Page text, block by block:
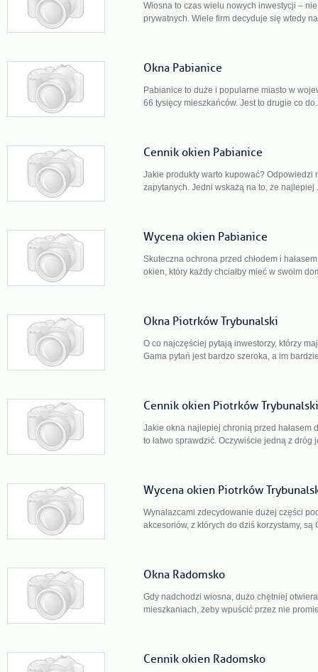
Wiosna to czas wielu nowych inwestycji –
prywatnych. Wiele firm decyduje się wtedy
Okna Pabianice
Pabianice to duże i popularne miasto w
66 tysięcy mieszkańców. Jest to drugie co
Cennik okien Pabianice
Jakie produkty warto kupować? Odpowiedzi
zapytanych. Jedni wskażą na to, że najlepiej
Wycena okien Pabianice
Skuteczna ochrona przed chłodem i
okien, który każdy chciałby mieć w swoim
Okna Piotrków Trybunalski
O co najczęściej pytają inwestorzy, którzy
Gama pytań jest bardzo szeroka, a im
Cennik okien Piotrków Trybunalski
Jakie okna najlepiej chronią przed hałasem
to łatwo sprawdzić. Oczywiście jedną z dróg
Wycena okien Piotrków
Wynalazcami zdecydowanie dużej części
akcesoriów, z których do dziś korzystamy, są
Okna Radomsko
Gdy nadchodzi wiosna, dużo chętniej
mieszkaniach, żeby wpuścić przez nie
Cennik okien Radomsko